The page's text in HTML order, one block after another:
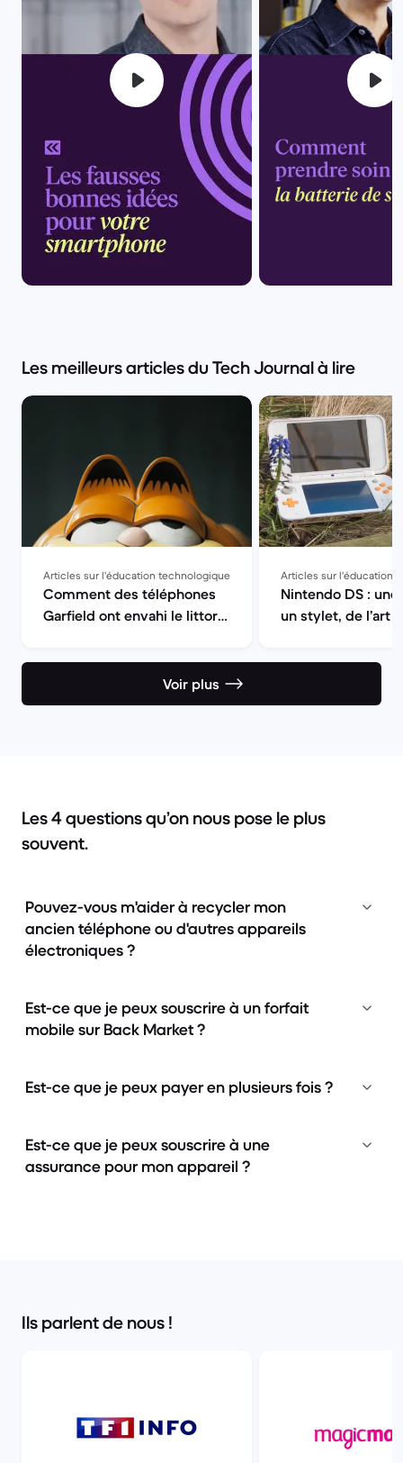
Les meilleurs articles du Tech Journal à lire
Articles sur l'éducation technologique
Comment des téléphones
Garfield ont envahi le littoral
Articles sur l'éducation
Nintendo DS : une
un stylet, de l’art
Voir plus
Les 4 questions qu’on nous pose le plus
souvent.
Pouvez-vous m'aider à recycler mon
ancien téléphone ou d'autres appareils
électroniques ?
Est-ce que je peux souscrire à un forfait
mobile sur Back Market ?
Est-ce que je peux payer en plusieurs fois ?
Est-ce que je peux souscrire à une
assurance pour mon appareil ?
Ils parlent de nous !